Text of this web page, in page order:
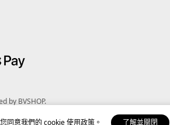
同意我們的 cookie 使用政策。 了解並關閉
by BVSHOP.